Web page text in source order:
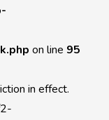
on line 95
in effect.